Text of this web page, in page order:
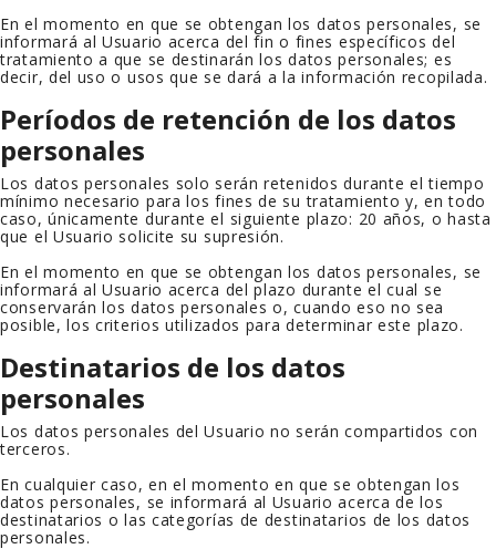
En el momento en que se obtengan los datos personales, se
informará al Usuario acerca del fin o fines específicos del
tratamiento a que se destinarán los datos personales; es
decir, del uso o usos que se dará a la información recopilada.
Períodos de retención de los datos
personales
Los datos personales solo serán retenidos durante el tiempo
mínimo necesario para los fines de su tratamiento y, en todo
caso, únicamente durante el siguiente plazo: 20 años, o hasta
que el Usuario solicite su supresión.
En el momento en que se obtengan los datos personales, se
informará al Usuario acerca del plazo durante el cual se
conservarán los datos personales o, cuando eso no sea
posible, los criterios utilizados para determinar este plazo.
Destinatarios de los datos
personales
Los datos personales del Usuario no serán compartidos con
terceros.
En cualquier caso, en el momento en que se obtengan los
datos personales, se informará al Usuario acerca de los
destinatarios o las categorías de destinatarios de los datos
personales.